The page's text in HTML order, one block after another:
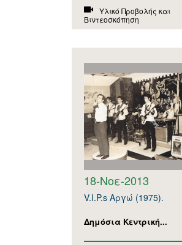
Υλικό Προβολής και
Βιντεοσκόπηση
18-Νοε-2013
V.I.P.s Αργώ (1975).
Δημόσια Κεντρική...